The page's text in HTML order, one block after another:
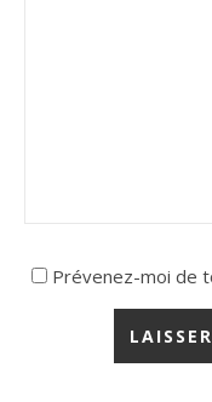
Prévenez-moi de